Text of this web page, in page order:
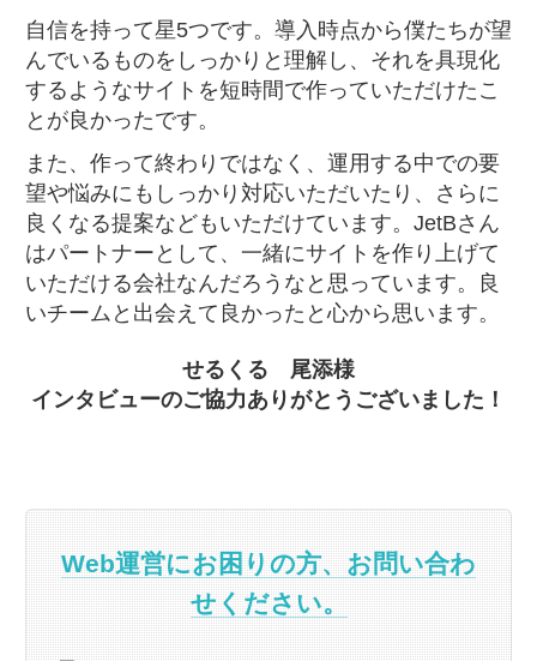
自信を持って星5つです。導入時点から僕たちが望
んでいるものをしっかりと理解し、それを具現化
するようなサイトを短時間で作っていただけたこ
とが良かったです。
また、作って終わりではなく、運用する中での要
望や悩みにもしっかり対応いただいたり、さらに
良くなる提案などもいただけています。JetBさん
はパートナーとして、一緒にサイトを作り上げて
いただける会社なんだろうなと思っています。良
いチームと出会えて良かったと心から思います。
せるくる 尾添様
インタビューのご協力ありがとうございました！
Web運営にお困りの方、お問い合わ
せください。